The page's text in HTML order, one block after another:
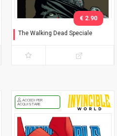
The Walking Dead Speciale
€ 2.90
ACCEDI PER
ACQUISTARE